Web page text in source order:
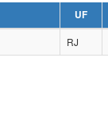
UF
RJ